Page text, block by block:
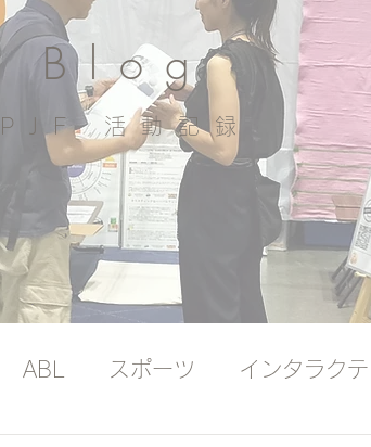
Blog
PJF ​活動記録
ABL スポーツ インタラク